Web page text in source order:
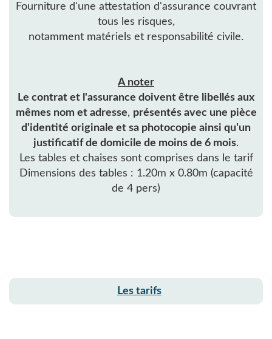
Fourniture d'une attestation d'assurance couvrant
tous les risques,
notamment matériels et responsabilité civile.
A noter
Le contrat et l'assurance doivent être libellés aux
mêmes nom et adresse, présentés avec une pièce
d'identité originale et sa photocopie ainsi qu'un
justificatif de domicile de moins de 6 mois.
Les tables et chaises sont comprises dans le tarif
Dimensions des tables : 1.20m x 0.80m (capacité
de 4 pers)
Les tarifs